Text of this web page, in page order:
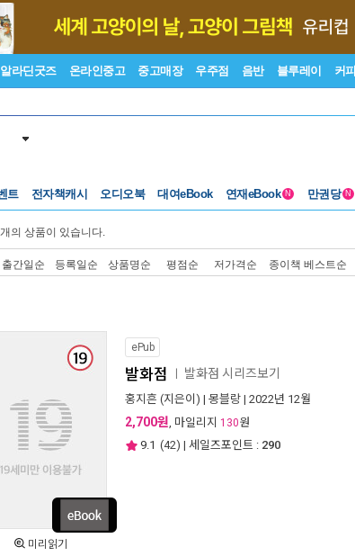
알라딘굿즈 온라인중고 중고매장 우주점 음반 블루레이 커피
트 전자책캐시 오디오북 대여eBook 연재eBook N 만권당 N
개의 상품이 있습니다.
출간일순 등록일순 상품명순 평점순 저가격순 종이책 베스트순
미리읽기
ePub
발화점 발화점 시리즈보기
홍지흔 (지은이) | 몽블랑 | 2022년 12월
2,700원, 마일리지 130원
9.1 (42) | 세일즈포인트 : 290